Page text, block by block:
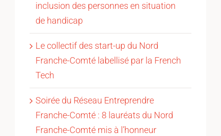
inclusion des personnes en situation
de handicap
Le collectif des start-up du Nord
Franche-Comté labellisé par la French
Tech
Soirée du Réseau Entreprendre
Franche-Comté : 8 lauréats du Nord
Franche-Comté mis à l’honneur